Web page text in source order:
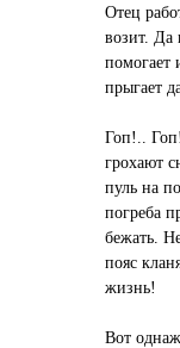
Отец
возит. Да
помогает
прыгает
Гоп!..
грохают
пуль на
погреба
бежать.
пояс
жизнь!
Вот